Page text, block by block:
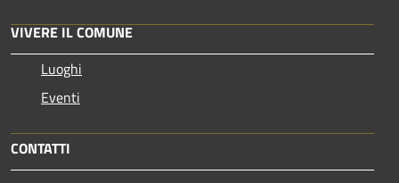
VIVERE IL COMUNE
Luoghi
Eventi
CONTATTI